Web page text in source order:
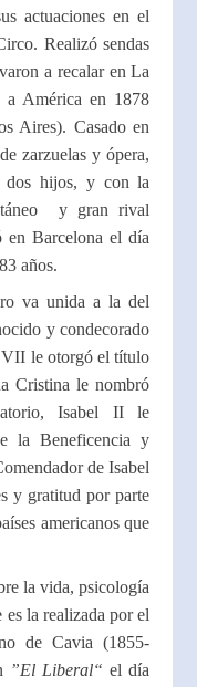
actuaciones en el
Realizó sendas
a recalar en La
a América en 1878
Aires). Casado en
zarzuelas y ópera,
dos hijos, y con la
y gran rival
en Barcelona el día
años.
va unida a la del
y condecorado
VII le otorgó el título
Cristina le nombró
Isabel II le
la Beneficencia y
de Isabel
y gratitud por parte
americanos que
la vida, psicología
es la realizada por el
de Cavia (1855-
”El Liberal“ el día